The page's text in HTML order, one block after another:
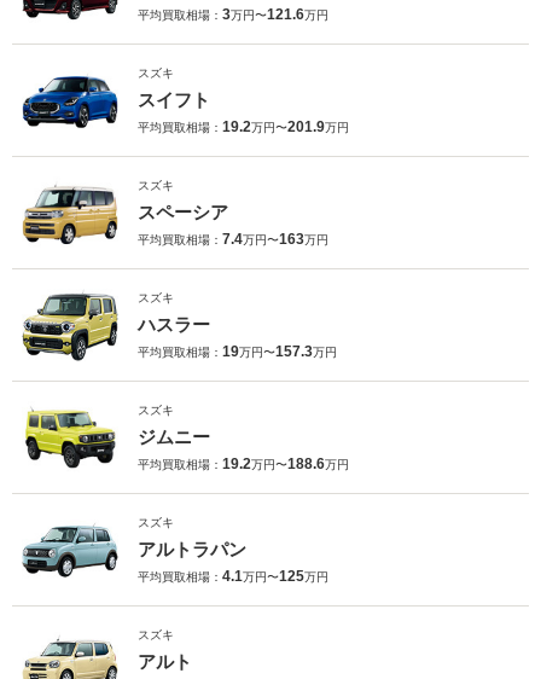
平均買取相場： 3万円〜121.6万円
スズキ
スイフト
平均買取相場： 19.2万円〜201.9万円
スズキ
スペーシア
平均買取相場： 7.4万円〜163万円
スズキ
ハスラー
平均買取相場： 19万円〜157.3万円
スズキ
ジムニー
平均買取相場： 19.2万円〜188.6万円
スズキ
アルトラパン
平均買取相場： 4.1万円〜125万円
スズキ
アルト